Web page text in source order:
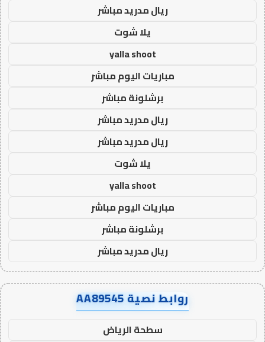
ريال مدريد مباشر
يلا شوت
yalla shoot
مباريات اليوم مباشر
برشلونة مباشر
ريال مدريد مباشر
ريال مدريد مباشر
يلا شوت
yalla shoot
مباريات اليوم مباشر
برشلونة مباشر
ريال مدريد مباشر
روابط نصية AA89545
سطحة الرياض